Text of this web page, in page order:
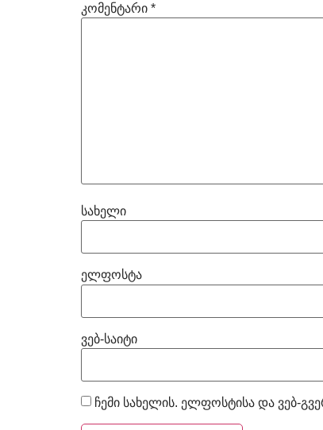
კომენტარი *
სახელი
ელფოსტა
ვებ-საიტი
ჩემი სახელის. ელფოსტისა და ვებ-